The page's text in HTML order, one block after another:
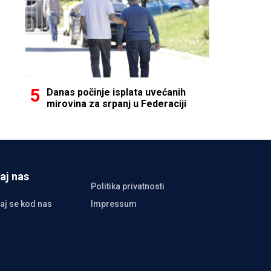
Danas počinje isplata uvećanih
mirovina za srpanj u Federaciji
nas
Politika privatnosti
se kod nas
Impressum